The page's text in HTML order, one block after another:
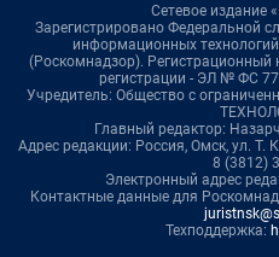
Сетевое издание
Зарегистрировано Федеральной
информационных
(Роскомнадзор).
регистрации - ЭЛ № ФС
Учредитель: Общество с
Главный редактор:
Адрес редакции: Россия, Омск, ул. Т.
8 (3812)
Электронный адрес
Контактные данные для
Техподдержка: